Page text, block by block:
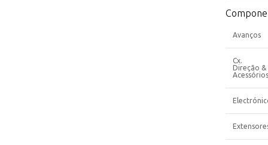
Avanços
Cx.
Direção &
Acessórios